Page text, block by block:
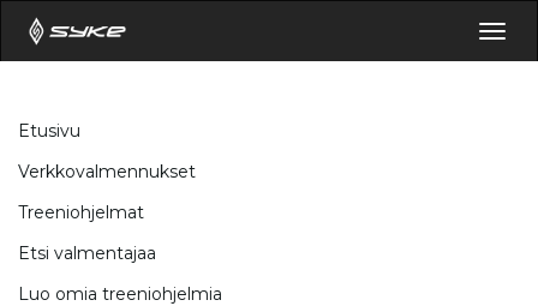
Etusivu
Verkkovalmennukset
Treeniohjelmat
Etsi valmentajaa
Luo omia treeniohjelmia